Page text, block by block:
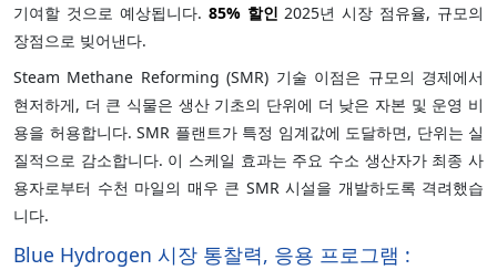
기여할 것으로 예상됩니다. 85%할인 2025년 시장 점유율, 규모의
장점으로 빚어낸다.
Steam Methane Reforming (SMR) 기술 이점은 규모의 경제에서
현저하게, 더 큰 식물은 생산 기초의 단위에 더 낮은 자본 및 운영 비
용을 허용합니다. SMR 플랜트가 특정 임계값에 도달하면, 단위는 실
질적으로 감소합니다. 이 스케일 효과는 주요 수소 생산자가 최종 사
용자로부터 수천 마일의 매우 큰 SMR 시설을 개발하도록 격려했습
니다.
Blue Hydrogen 시장 통찰력, 응용 프로그램 :